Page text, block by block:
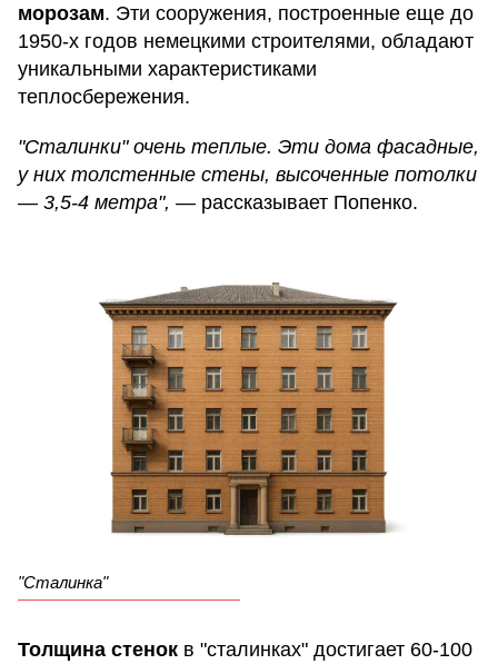
морозам. Эти сооружения, построенные еще до
1950-х годов немецкими строителями, обладают
уникальными характеристиками
теплосбережения.
"Сталинки" очень теплые. Эти дома фасадные,
у них толстенные стены, высоченные потолки
— 3,5-4 метра", — рассказывает Попенко.
"Сталинка"
Толщина стенок в "сталинках" достигает 60-100